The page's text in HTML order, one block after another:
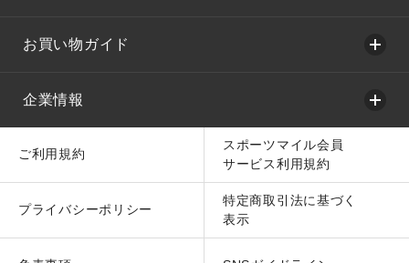
お買い物ガイド
企業情報
ご利用規約
スポーツマイル会員
サービス利用規約
プライバシーポリシー
特定商取引法に基づく
表示